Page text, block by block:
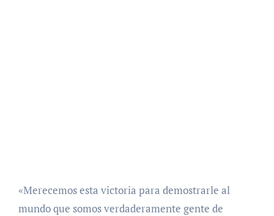
«Merecemos esta victoria para demostrarle al
mundo que somos verdaderamente gente de